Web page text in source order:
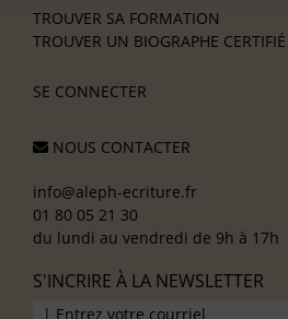
TROUVER SA FORMATION
TROUVER UN BIOGRAPHE CERTIFIÉ
SE CONNECTER
NOUS CONTACTER
info@aleph-ecriture.fr
01 80 05 21 30
du lundi au vendredi de 9h à 17h
S'INCRIRE À LA NEWSLETTER